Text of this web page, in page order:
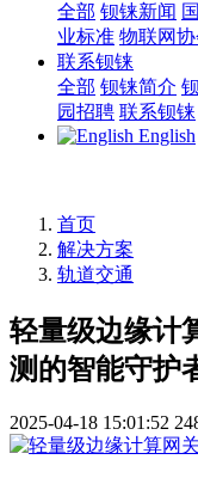
全部 钡铼新闻
业标准 物联网协
联系钡铼
全部 钡铼简介
园招聘 联系钡铼
English
首页
解决方案
轨道交通
轻量级边缘计
测的智能守护
2025-04-18 15:01:52